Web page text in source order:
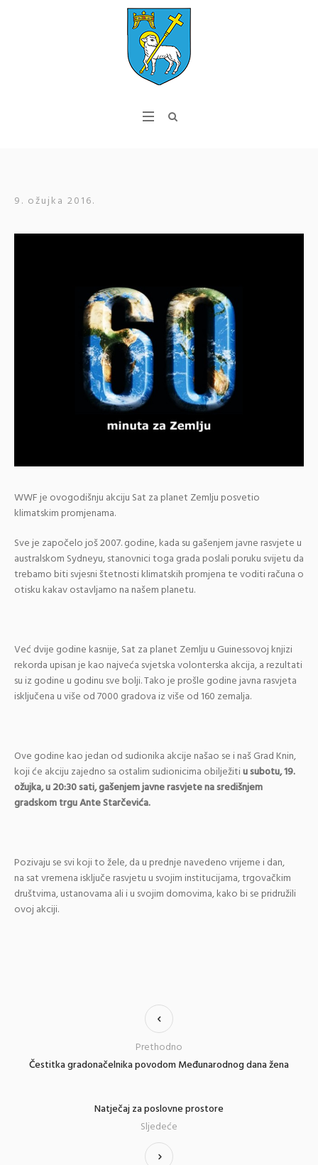
9. ožujka 2016.
WWF je ovogodišnju akciju Sat za planet Zemlju posvetio
klimatskim promjenama.
Sve je započelo još 2007. godine, kada su gašenjem javne rasvjete u
australskom Sydneyu, stanovnici toga grada poslali poruku svijetu da
trebamo biti svjesni štetnosti klimatskih promjena te voditi računa o
otisku kakav ostavljamo na našem planetu.
Već dvije godine kasnije, Sat za planet Zemlju u Guinessovoj knjizi
rekorda upisan je kao najveća svjetska volonterska akcija, a rezultati
su iz godine u godinu sve bolji. Tako je prošle godine javna rasvjeta
isključena u više od 7000 gradova iz više od 160 zemalja.
Ove godine kao jedan od sudionika akcije našao se i naš Grad Knin,
koji će akciju zajedno sa ostalim sudionicima obilježitiu subotu, 19.
ožujka, u 20:30 sati, gašenjem javne rasvjete na središnjem
gradskom trgu Ante Starčevića.
Pozivaju se svi koji to žele, da u prednje navedeno vrijeme i dan,
na sat vremena isključe rasvjetu u svojim institucijama, trgovačkim
društvima, ustanovama ali i u svojim domovima, kako bi se pridružili
ovoj akciji.
Čestitka gradonačelnika povodom Međunarodnog dana žena
Prethodno
Natječaj za poslovne prostore
Sljedeće